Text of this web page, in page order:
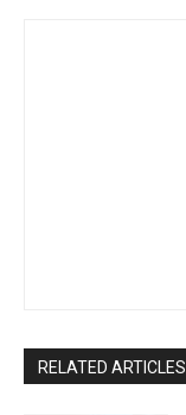
RELATED ARTICLES